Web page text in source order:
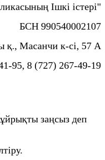
Ішкі істері"
БСН 990540002107
қ., Масанчи к-сі, 57 А
95, 8 (727) 267-49-19
заңсыз деп